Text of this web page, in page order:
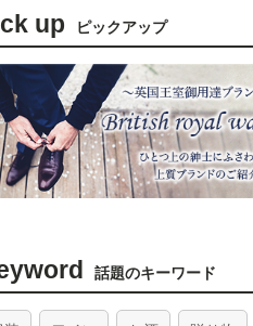
up ピックアップ
話題のキーワード